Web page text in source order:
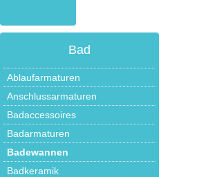
Bad
Ablaufarmaturen
Anschlussarmaturen
Badaccessoires
Badarmaturen
Badewannen
Badkeramik